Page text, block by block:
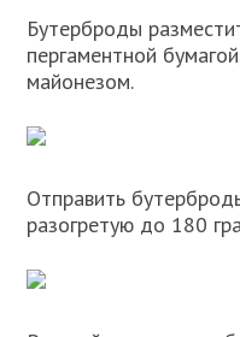
Бутерброды
пергаментной
майонезом.
Отправить
разогретую до 180